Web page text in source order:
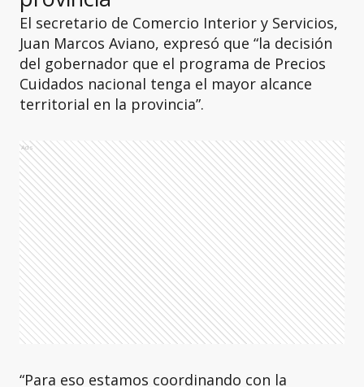
El secretario de Comercio Interior y Servicios,
Juan Marcos Aviano, expresó que “la decisión
del gobernador que el programa de Precios
Cuidados nacional tenga el mayor alcance
territorial en la provincia”.
Ads
“Para eso estamos coordinando con la